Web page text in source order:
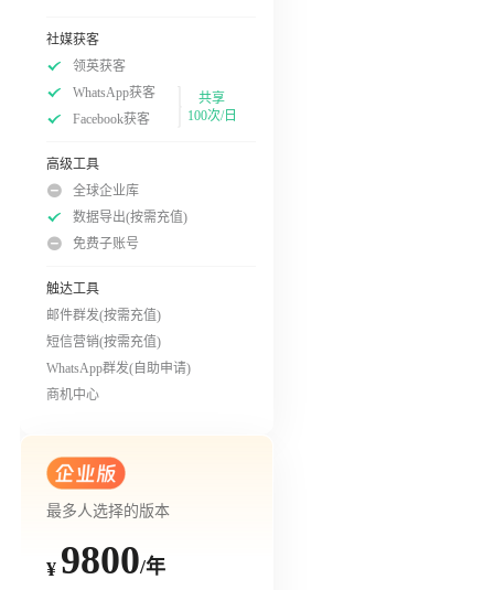
社媒获客
领英获客
WhatsApp获客
Facebook获客
共享
100次/日
高级工具
全球企业库
数据导出(按需充值)
免费子账号
触达工具
邮件群发(按需充值)
短信营销(按需充值)
WhatsApp群发(自助申请)
商机中心
最多人选择的版本
¥ 9800/年